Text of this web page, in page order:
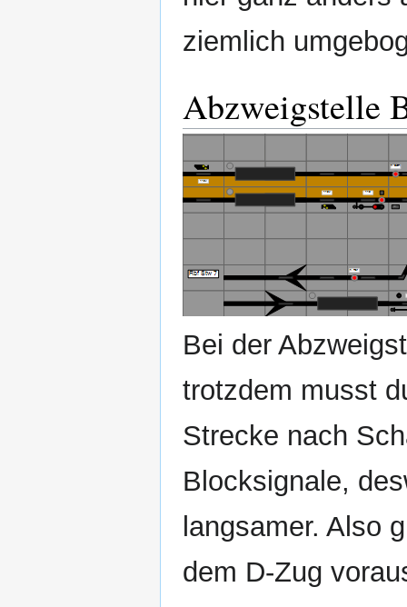
ziemlich
Abzweigstelle
Bei der
trotzdem musst
Strecke nach
Blocksignale,
langsamer. Also
dem D‐Zug